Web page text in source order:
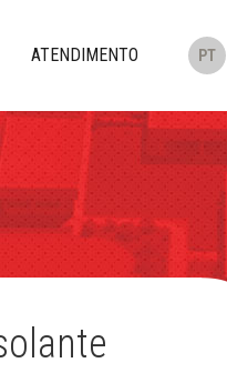
PT
ATENDIMENTO